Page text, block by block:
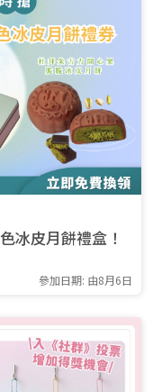
冰皮月餅禮盒！
參加日期: 由8月6日